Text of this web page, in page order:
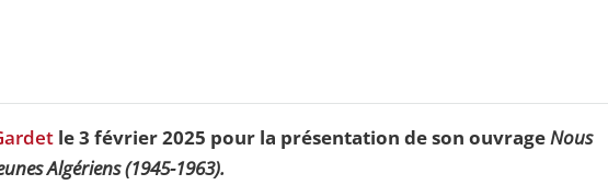
le 3 février 2025 pour la présentation de son ouvrageNous
Algériens (1945-1963).